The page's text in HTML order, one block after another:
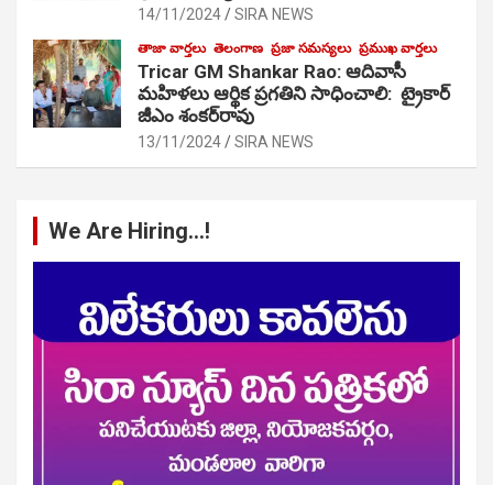
14/11/2024 SIRA NEWS
తాజా వార్తలు తెలంగాణ ప్రజా సమస్యలు ప్రముఖ వార్తలు
Tricar GM Shankar Rao: ఆదివాసీ
మహిళలు ఆర్థిక ప్రగతిని సాధించాలి: ట్రైకార్
జీఎం శంకర్‌రావు
13/11/2024 SIRA NEWS
We Are Hiring…!